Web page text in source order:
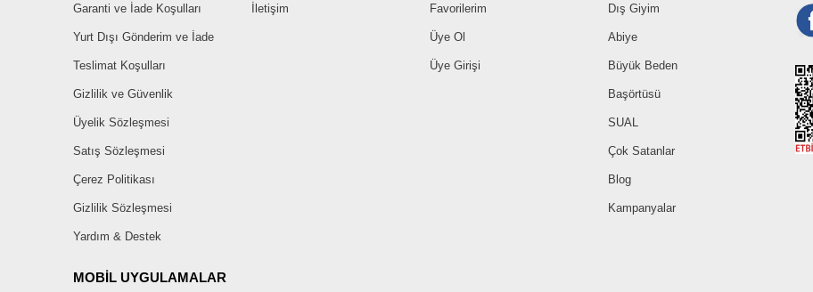
Garanti ve İade Koşulları
Yurt Dışı Gönderim ve İade
Teslimat Koşulları
Gizlilik ve Güvenlik
Üyelik Sözleşmesi
Satış Sözleşmesi
Çerez Politikası
Gizlilik Sözleşmesi
Yardım & Destek
İletişim Favorilerim
Üye Ol
Üye Girişi
Dış Giyim
Abiye
Büyük Beden
Başörtüsü
SUAL
Çok Satanlar
Blog
Kampanyalar
MOBİL UYGULAMALAR